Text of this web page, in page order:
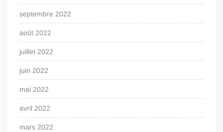
septembre 2022
août 2022
juillet 2022
juin 2022
mai 2022
avril 2022
mars 2022